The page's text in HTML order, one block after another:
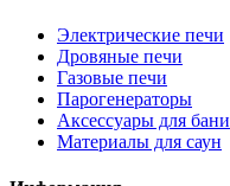
Электрические печи
Дровяные печи
Газовые печи
Парогенераторы
Аксессуары для бани
Материалы для саун